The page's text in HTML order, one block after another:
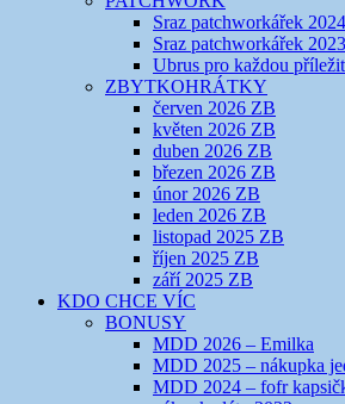
Sraz patchworkářek 2024
Sraz patchworkářek 2023
Ubrus pro každou
ZBYTKOHRÁTKY
červen 2026 ZB
květen 2026 ZB
duben 2026 ZB
březen 2026 ZB
únor 2026 ZB
leden 2026 ZB
listopad 2025 ZB
říjen 2025 ZB
září 2025 ZB
KDO CHCE VÍC
BONUSY
MDD 2026 – Emilka
MDD 2025 – nákupka
MDD 2024 – fofr